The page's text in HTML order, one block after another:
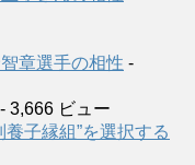
章選手の相性 -
- 3,666 ビュー
養子縁組”を選択する